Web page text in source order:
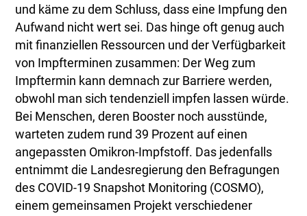
und käme zu dem Schluss, dass eine Impfung den
Aufwand nicht wert sei. Das hinge oft genug auch
mit finanziellen Ressourcen und der Verfügbarkeit
von Impfterminen zusammen: Der Weg zum
Impftermin kann demnach zur Barriere werden,
obwohl man sich tendenziell impfen lassen würde.
Bei Menschen, deren Booster noch ausstünde,
warteten zudem rund 39 Prozent auf einen
angepassten Omikron-Impfstoff. Das jedenfalls
entnimmt die Landesregierung den Befragungen
des COVID-19 Snapshot Monitoring (COSMO),
einem gemeinsamen Projekt verschiedener